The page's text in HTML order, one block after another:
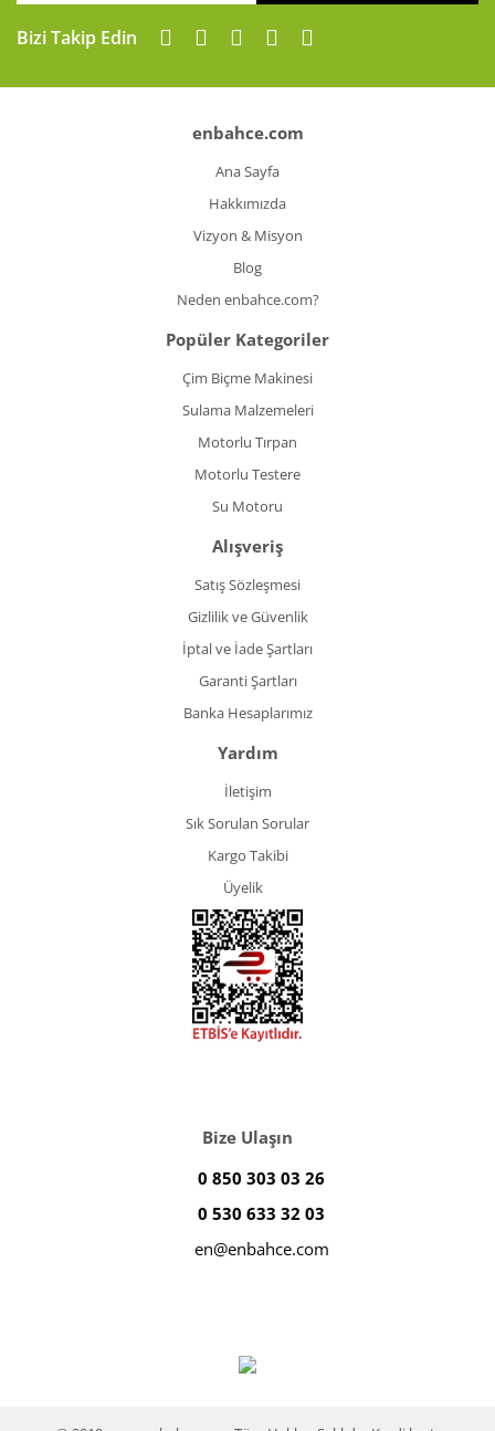
Gönder
Bizi Takip Edin
enbahce.com
Ana Sayfa
Hakkımızda
Vizyon & Misyon
Blog
Neden enbahce.com?
Popüler Kategoriler
Çim Biçme Makinesi
Sulama Malzemeleri
Motorlu Tırpan
Motorlu Testere
Su Motoru
Alışveriş
Satış Sözleşmesi
Gizlilik ve Güvenlik
İptal ve İade Şartları
Garanti Şartları
Banka Hesaplarımız
Yardım
İletişim
Sık Sorulan Sorular
Kargo Takibi
Üyelik
Bize Ulaşın
0 850 303 03 26
0 530 633 32 03
en@enbahce.com